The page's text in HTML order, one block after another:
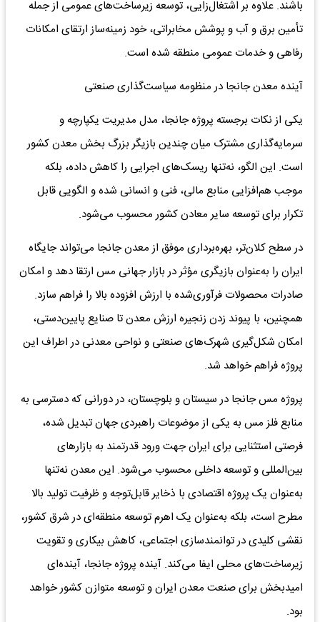
باشند. علاوه بر اشتغال‌زایی، توسعه زیرساخت‌های عمومی از جمله
تأمین برق و آب و پوشش مخابراتی، خود زمینه‌ساز ارتقای امکانات
رفاهی و خدمات عمومی منطقه شده است.
آینده معدن جانجا در منظومه سیاست‌گذاری صنعتی
یکی از نکات برجسته پروژه جانجا، مدل مدیریت یکپارچه و
سرمایه‌گذاری مشترک میان چندین بازیگر بزرگ بخش معدن کشور
است. این الگو، نه‌تنها ریسک‌های اجرایی را کاهش داده، بلکه
موجب هم‌افزایی منابع مالی، فنی و انسانی شده و الگویی قابل
تکرار برای توسعه سایر معادن کشور محسوب می‌شود.
در سطح کلان‌تر، بهره‌برداری موفق از معدن جانجا می‌تواند جایگاه
ایران را به‌عنوان بازیگری مؤثر در بازار جهانی مس ارتقا دهد و امکان
صادرات محصولات فرآوری‌شده با ارزش افزوده بالا را فراهم سازد.
همچنین، با پیوند زدن زنجیره ارزش معدن تا صنایع پایین‌دستی،
امکان شکل‌گیری شهرک‌های صنعتی و نواحی معدنی در اطراف این
پروژه فراهم خواهد شد.
پروژه مس جانجا در سیستان و بلوچستان، در دورانی که دسترسی به
منابع فلز مس به یکی از موضوعات راهبردی جهان تبدیل شده،
فرصتی استثنایی برای ایران جهت ورود قدرتمند به بازارهای
بین‌المللی و توسعه داخلی محسوب می‌شود. این معدن نه‌تنها
به‌عنوان یک پروژه اقتصادی با ذخایر قابل‌توجه و ظرفیت تولید بالا
مطرح است، بلکه به‌عنوان یک اهرم توسعه منطقه‌ای در شرق کشور،
نقشی کلیدی در توانمندسازی اجتماعی، کاهش بیکاری و تقویت
زیرساخت‌های محلی ایفا می‌کند. آینده پروژه جانجا، آینده‌ای
امیدبخش برای صنعت معدن ایران و توسعه متوازن کشور خواهد
بود.